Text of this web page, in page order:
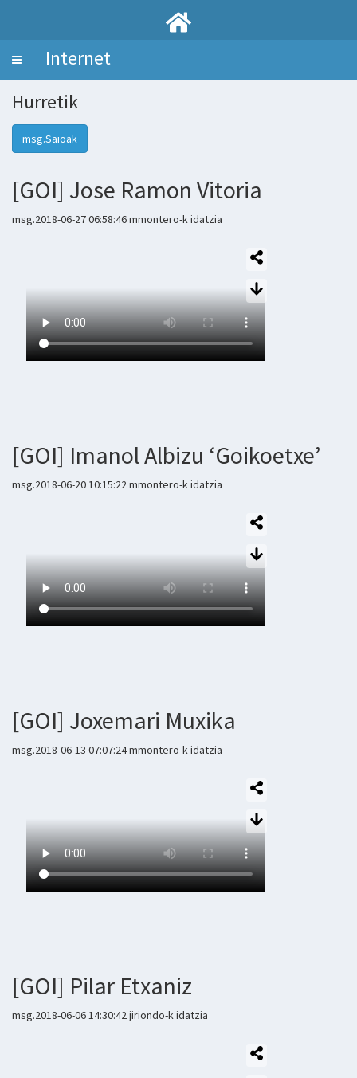
ToggleInternet
Hurretik
msg.Saioak
[GOI] Jose Ramon Vitoria
msg.2018-06-27 06:58:46 mmontero-k idatzia
[GOI] Imanol Albizu ‘Goikoetxe’
msg.2018-06-20 10:15:22 mmontero-k idatzia
[GOI] Joxemari Muxika
msg.2018-06-13 07:07:24 mmontero-k idatzia
[GOI] Pilar Etxaniz
msg.2018-06-06 14:30:42 jiriondo-k idatzia